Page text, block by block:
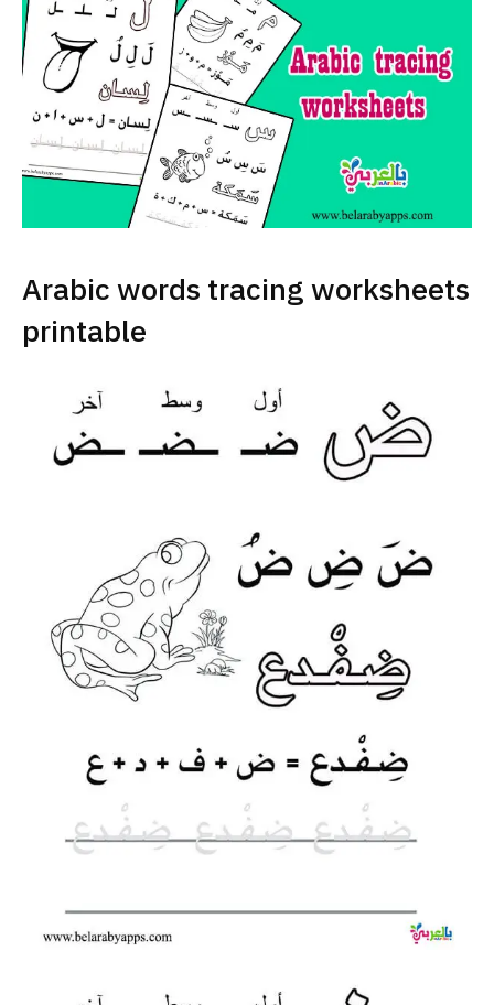
Arabic words tracing worksheets
printable